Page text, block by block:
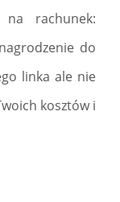
rachunek:
do
linka ale nie
kosztów i